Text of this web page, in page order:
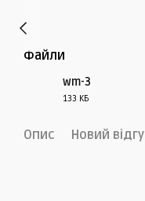
Файли
wm-3
133 КБ
Опис Новий